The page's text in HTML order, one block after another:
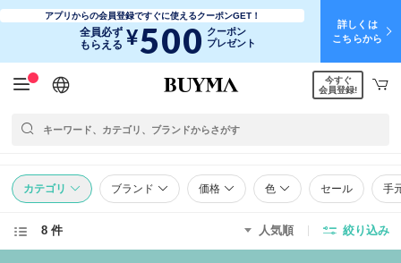
アプリからの会員登録ですぐに使えるクーポンGET！
全員必ず
もらえる ¥500 クーポン
プレゼント
詳しくは
こちらから
日本語
English
简体中文
繁體中文
今すぐ
会員登録!
カテゴリ ブランド 価格 色 セール 手
8 件 人気順 絞り込み